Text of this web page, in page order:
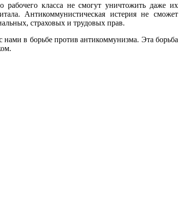
рабочего класса не смогут уничтожить даже их
Антикоммунистическая истерия не сможет
страховых и трудовых прав.
в борьбе против антикоммунизма. Эта борьба